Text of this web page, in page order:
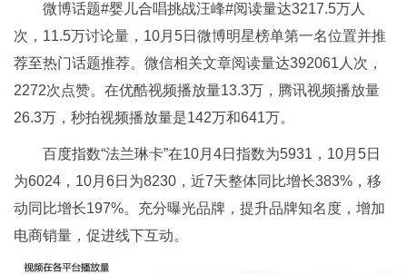
微博话题#婴儿合唱挑战汪峰#阅读量达3217.5万人
次，11.5万讨论量，10月5日微博明星榜单第一名位置并推
荐至热门话题推荐。微信相关文章阅读量达392061人次，
2272次点赞。在优酷视频播放量13.3万，腾讯视频播放量
26.3万，秒拍视频播放量是142万和641万。
百度指数“法兰琳卡”在10月4日指数为5931，10月5日
为6024，10月6日为8230，近7天整体同比增长383%，移
动同比增长197%。充分曝光品牌，提升品牌知名度，增加
电商销量，促进线下互动。